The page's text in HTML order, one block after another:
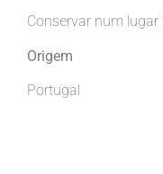
Conservar num lugar
Origem
Portugal